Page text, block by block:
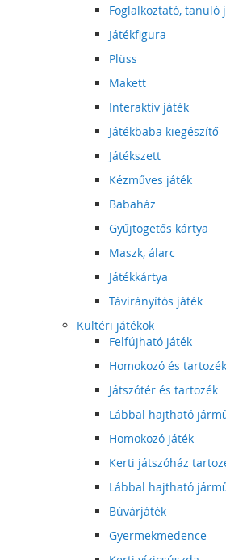
Foglalkoztató, tanuló
Játékfigura
Plüss
Makett
Interaktív játék
Játékbaba kiegészítő
Játékszett
Kézműves játék
Babaház
Gyűjtögetős kártya
Maszk, álarc
Játékkártya
Távirányítós játék
Kültéri játékok
Felfújható játék
Homokozó és tartozék
Játszótér és tartozék
Lábbal hajtható
Homokozó játék
Kerti játszóház
Lábbal hajtható
Búvárjáték
Gyermekmedence